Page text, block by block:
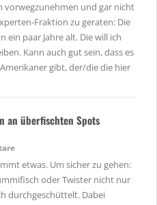
vorwegzunehmen und gar nicht
Fraktion zu geraten: Die
ein paar Jahre alt. Die will ich
Kann auch gut sein, dass es
gibt, der/die die hier
an überfischten Spots
etwas. Um sicher zu gehen:
oder Twister nicht nur
durchgeschüttelt. Dabei